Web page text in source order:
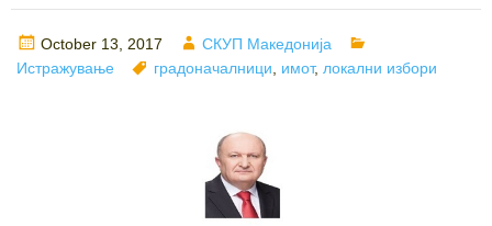
Posted
on
October 13, 2017 Author
СКУП Македонија
Истражување
Tags
градоначалници имот, локални избори